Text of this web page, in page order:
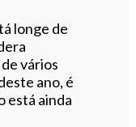
longe de
vários
ano, é
está ainda